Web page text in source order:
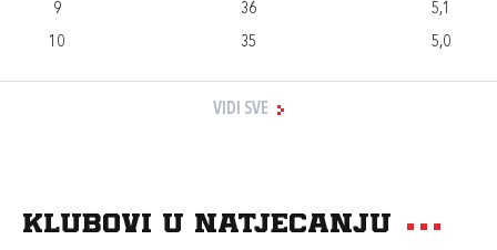
9
36
5,1
10
35 5,0
VIDI SVE
Klubovi u natjecanju